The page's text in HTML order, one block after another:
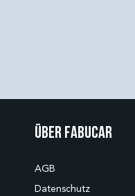
Über Fabucar
AGB
Datenschutz